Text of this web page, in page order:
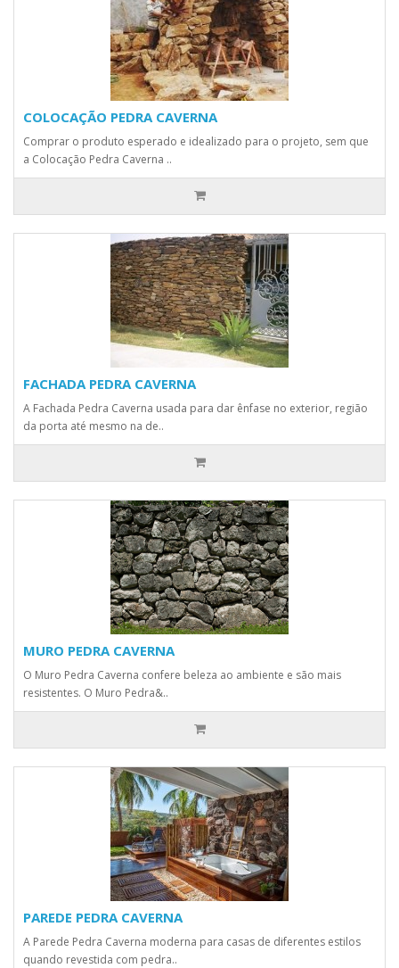
COLOCAÇÃO PEDRA CAVERNA
Comprar o produto esperado e idealizado para o projeto, sem que
a Colocação Pedra Caverna ..
FACHADA PEDRA CAVERNA
A Fachada Pedra Caverna usada para dar ênfase no exterior, região
da porta até mesmo na de..
MURO PEDRA CAVERNA
O Muro Pedra Caverna confere beleza ao ambiente e são mais
resistentes. O Muro Pedra&..
PAREDE PEDRA CAVERNA
A Parede Pedra Caverna moderna para casas de diferentes estilos
quando revestida com pedra..